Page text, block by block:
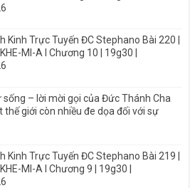
Kinh Trực Tuyến ĐC Stephano Bài 220 |
MI-A I Chương 10 | 19g30 |
sống – lời mời gọi của Đức Thánh Cha
thế giới còn nhiều đe dọa đối với sự
Kinh Trực Tuyến ĐC Stephano Bài 219 |
MI-A I Chương 9 | 19g30 |